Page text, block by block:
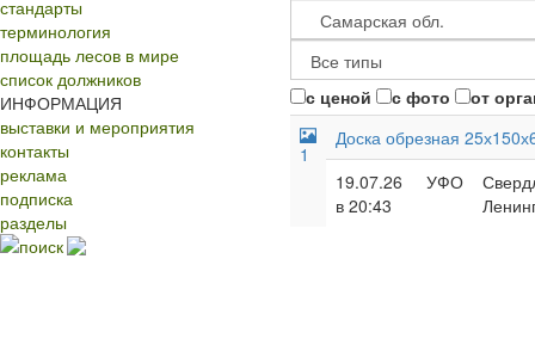
стандарты
терминология
площадь лесов в мире
список должников
ИНФОРМАЦИЯ
выставки и мероприятия
контакты
реклама
подписка
разделы
поиск
с ценой с фото от
1
Доска обрезная
19.07.26
в 20:43
УФО